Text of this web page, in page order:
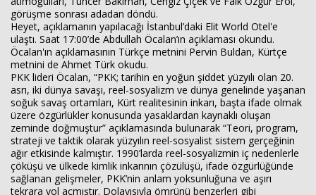
görüşme sonrası adadan döndü.
Heyet, açıklamanın yapılacağı İstanbul’daki Elit World Otel'e
ulaştı. Saat 17:00’de Abdullah Öcalan’ın açıklaması okundu.
Öcalan'ın açıklamasının Türkçe metnini Pervin Buldan, Kürtçe
metnini de Ahmet Türk okudu.
PKK lideri Öcalan, “PKK; tarihin en yoğun şiddet yüzyılı olan 20.
asrı, iki dünya savaşı, reel-sosyalizm ve dünya genelinde yaşanan
soğuk savaş ortamları, Kürt realitesinin inkarı, başta ifade olmak
üzere özgürlükler konusunda yasaklardan kaynaklı oluşan
zeminde doğmuştur” açıklamasında bulunarak “Teori, program,
strateji ve taktik olarak yüzyılın reel-sosyalist sistem gerçeğinin
ağır etkisinde kalmıştır. 1990’larda reel-sosyalizmin iç nedenlerle
çöküşü ve ülkede kimlik inkarının çözülüşü, ifade özgürlüğünde
sağlanan gelişmeler, PKK’nin anlam yoksunluğuna ve aşırı
tekrara yol açmıştır. Dolayısıyla ömrünü benzerleri gibi